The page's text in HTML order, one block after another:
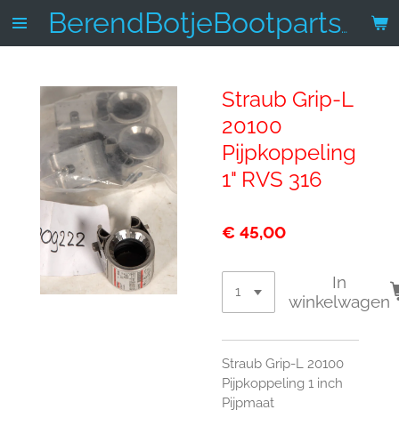
Ga
hoofdinhoud
BerendBotjeBootparts.nl
Straub Grip-L
20100
Pijpkoppeling
1" RVS 316
€ 45,00
In
winkelwagen
Straub Grip-L 20100
Pijpkoppeling 1 inch
Pijpmaat